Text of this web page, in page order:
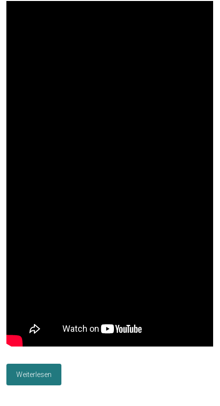
Weiterlesen